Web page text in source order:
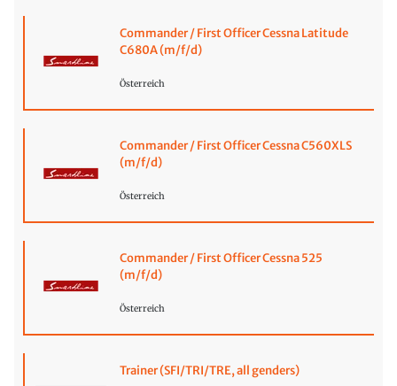
Commander / First Officer Cessna Latitude
C680A (m/f/d)
Österreich
Commander / First Officer Cessna C560XLS
(m/f/d)
Österreich
Commander / First Officer Cessna 525
(m/f/d)
Österreich
Trainer (SFI/TRI/TRE, all genders)